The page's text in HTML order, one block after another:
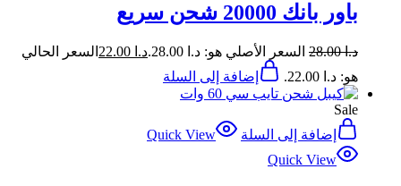
باور بانك 20000 شحن سريع
د.ا28.00 السعر الأصلي هو: د.ا 28.00. د.ا
السعر الحالي
هو: د.ا 22.00.
إضافة إلى السلة
Sale
إضافة إلى السلة
Quick View
Quick View